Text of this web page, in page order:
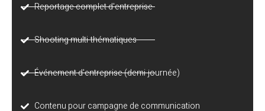
Reportage complet d'entreprise
Shooting multi-thématiques
Événement d'entreprise (demi-journée)
Contenu pour campagne de communication